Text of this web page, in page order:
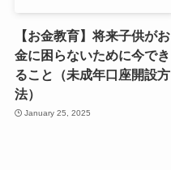
【お金教育】将来子供がお
金に困らないために今でき
ること（未成年口座開設方
法）
January 25, 2025